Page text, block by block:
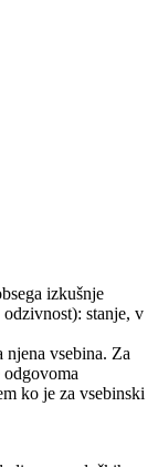
izkušnje
stanje, v
njena vsebina. Za
ko je za vsebinski